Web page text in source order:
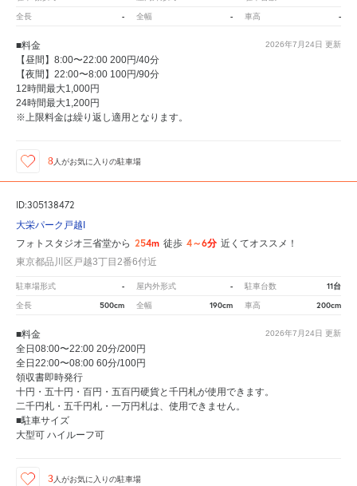
全長 - 全幅 - 車高 -
2026年7月24日 更新
■料金
【昼間】8:00〜22:00 200円/40分
【夜間】22:00〜8:00 100円/90分
12時間最大1,000円
24時間最大1,200円
※上限料金は繰り返し適用となります。
8 人がお気に入りの駐車場
ID:305138472
大栄パーク戸越I
フォトスタジオ三省堂から 254m 徒歩 4～6分 近くてオススメ！
東京都品川区戸越3丁目2番6付近
駐車場形式 - 屋内外形式 - 駐車台数 11台
全長 500cm 全幅 190cm 車高 200cm
2026年7月24日 更新
■料金
全日08:00〜22:00 20分/200円
全日22:00〜08:00 60分/100円
領収書即時発行
十円・五十円・百円・五百円硬貨と千円札が使用できます。
二千円札・五千円札・一万円札は、使用できません。
■駐車サイズ
大型可 ハイルーフ可
3 人がお気に入りの駐車場